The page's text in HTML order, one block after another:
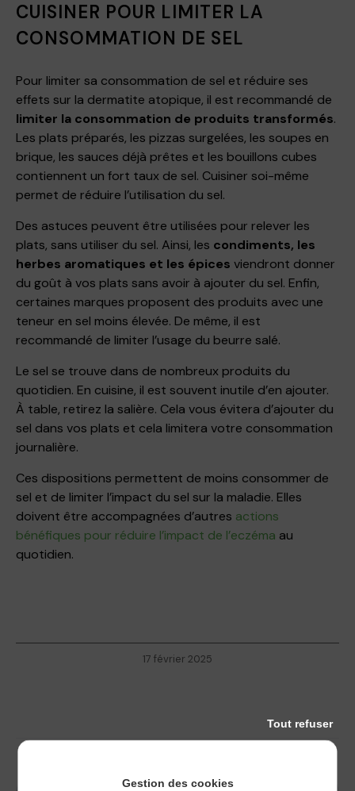
CUISINER POUR LIMITER LA
CONSOMMATION DE SEL
Pour limiter sa consommation de sel et réduire ses
effets sur la dermatite atopique, il est recommandé de
limiter la consommation de produits transformés.
Les plats préparés, les pizzas surgelées, les soupes en
brique, les sauces déjà prêtes et les bouillons cubes
contiennent un fort taux de sel. Cuisiner soi-même
permet de réduire l’utilisation du sel.
Des astuces peuvent être utilisées pour relever les
plats, sans utiliser du sel. Ainsi, les condiments, les
herbes aromatiques et les épices viendront donner
du goût à vos plats sans avoir à ajouter du sel. Enfin,
certaines marques proposent des produits avec une
teneur en sel moins élevée. De même, il est
recommandé de limiter l’usage du beurre salé.
Le sel se trouve dans de nombreux produits du
quotidien. En cuisine, il est souvent inutile d’en ajouter.
À table, retirez la salière. Cela vous évitera d’ajouter du
sel dans vos plats et cela limitera votre consommation
journalière.
Ces dispositions permettent de moins consommer de
sel et de limiter l’impact du sel sur la maladie. Elles
doivent être accompagnées d’autres actions
bénéfiques pour réduire l’impact de l’eczéma au
quotidien.
17 février 2025
Gestion des cookies
Tout refuser